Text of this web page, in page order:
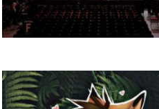
06:00 pm🇲🇽 🇭🇳🇬🇹🇨🇷🇸🇻
07:00 pm
🇵🇪 🇪🇨🇨🇴 🇵🇦
08:00 pm🇧🇴🇻🇪🇩🇴🇨🇺
08:00 pm ET🇺🇸